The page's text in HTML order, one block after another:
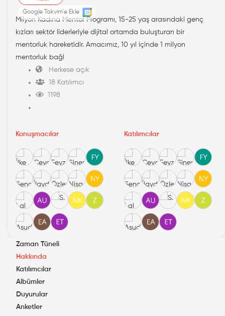
Google Takvim'e Ekle
Milyon Kadına Mentor Programı, 15-25 yaş arasındaki genç
kızları sektör liderleriyle dijital ortamda buluşturan bir
mentorluk hareketidir. Amacımız, 10 yıl içinde 1 milyon
mentorluk bağl
Herkese açık
18 Katılımcı
1198
Konuşmacılar Katılımcılar
Zaman Tüneli
Hakkında
Katılımcılar
Albümler
Duyurular
Anketler